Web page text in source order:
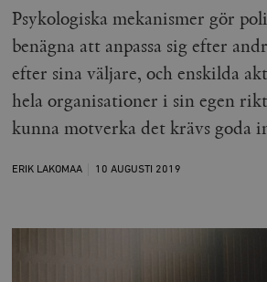
Psykologiska mekanismer gör
benägna att anpassa sig efter
efter sina väljare, och enskilda
hela organisationer i sin egen
kunna motverka det krävs goda
ERIK LAKOMAA 10 AUGUSTI 2019